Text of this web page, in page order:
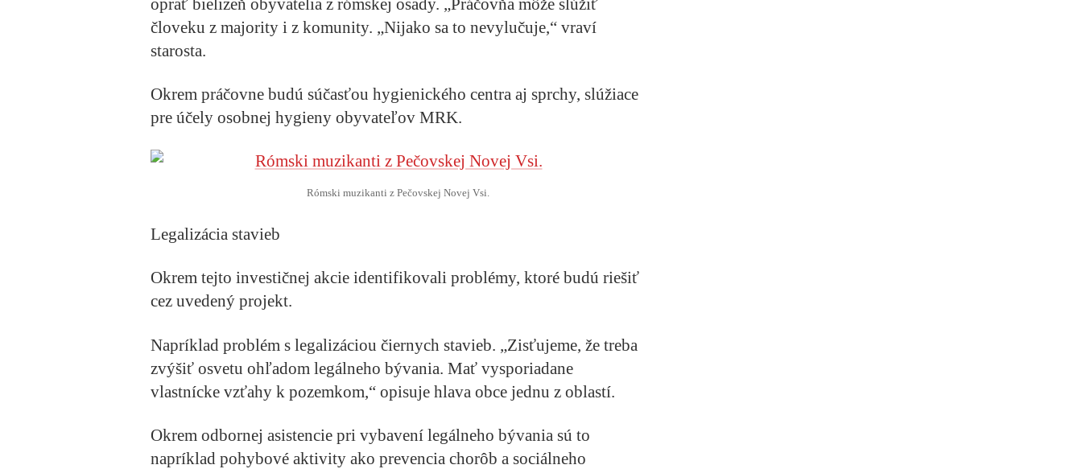
človeku z majority i z komunity. „Nijako sa to nevylučuje,“ vraví
starosta.
Okrem práčovne budú súčasťou hygienického centra aj sprchy, slúžiace
pre účely osobnej hygieny obyvateľov MRK.
Rómski muzikanti z Pečovskej Novej Vsi.
Legalizácia stavieb
Okrem tejto investičnej akcie identifikovali problémy, ktoré budú riešiť
cez uvedený projekt.
Napríklad problém s legalizáciou čiernych stavieb. „Zisťujeme, že treba
zvýšiť osvetu ohľadom legálneho bývania. Mať vysporiadane
vlastnícke vzťahy k pozemkom,“ opisuje hlava obce jednu z oblastí.
Okrem odbornej asistencie pri vybavení legálneho bývania sú to
napríklad pohybové aktivity ako prevencia chorôb a sociálneho